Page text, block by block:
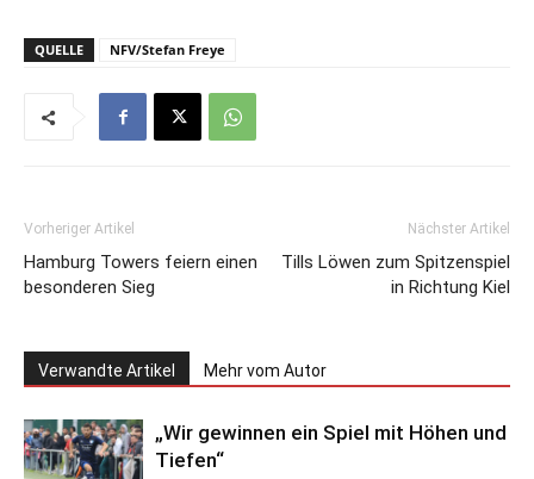
QUELLE NFV/Stefan Freye
Vorheriger Artikel
Hamburg Towers feiern einen
besonderen Sieg
Nächster Artikel
Tills Löwen zum Spitzenspiel
in Richtung Kiel
Verwandte Artikel Mehr vom Autor
„Wir gewinnen ein Spiel mit Höhen und
Tiefen“